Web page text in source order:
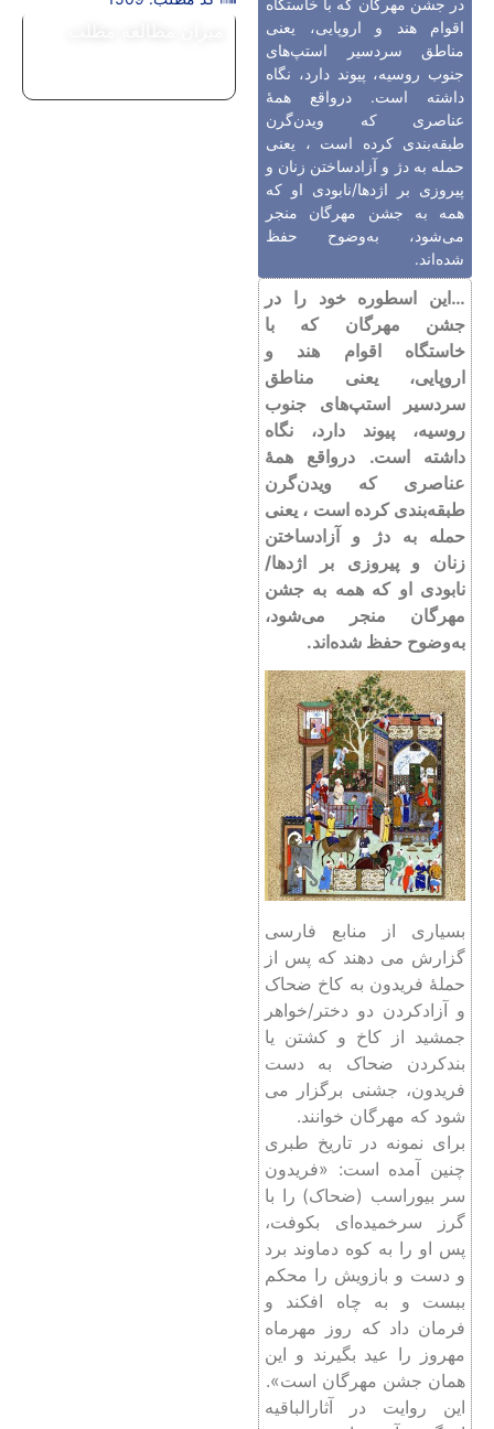
اقوام هند و اروپایی، یعنی
مناطق سردسیر استپ‌های
جنوب روسیه، پیوند دارد، نگاه
داشته است. درواقع همۀ
عناصری که ویدن‌گرن
طبقه‌بندی کرده است ، یعنی
حمله به دژ و آزاد‌ساختن زنان و
پیروزی بر اژدها/نابودی او که
همه به جشن مهرگان منجر
می‌شود، به‌وضوح حفظ
شده‌اند.
…این اسطوره خود را در
جشن مهرگان که با
خاستگاه اقوام هند و
اروپایی، یعنی مناطق
سردسیر استپ‌های جنوب
روسیه، پیوند دارد، نگاه
داشته است. درواقع همۀ
عناصری که ویدن‌گرن
طبقه‌بندی کرده است ، یعنی
حمله به دژ و آزاد‌ساختن
زنان و پیروزی بر اژدها/
نابودی او که همه به جشن
مهرگان منجر می‌شود،
به‌وضوح حفظ شده‌اند.
بسیاری از منابع فارسی
گزارش می دهند که پس از
حملۀ فریدون به کاخ ضحاک
و آزادکردن دو دختر/خواهر
جمشید از کاخ و کشتن یا
بندکردن ضحاک به دست
فریدون، جشنی برگزار می
شود که مهرگان خوانند.
برای نمونه در تاریخ طبری
چنین آمده است: «فریدون
سر بیوراسب (ضحاک) را با
گرز سرخمیده‌ای بکوفت،
پس او را به کوه دماوند برد
و دست و بازویش را محکم
ببست و به چاه افکند و
فرمان داد که روز مهرماه
مهروز را عید بگیرند و این
همان جشن مهرگان است».
این روایت در آثارالباقیه